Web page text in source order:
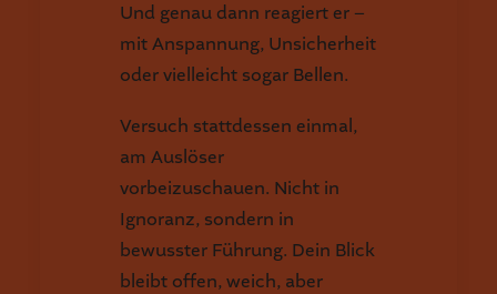
Und genau dann reagiert er –
mit Anspannung, Unsicherheit
oder vielleicht sogar Bellen.
Versuch stattdessen einmal,
am Auslöser
vorbeizuschauen. Nicht in
Ignoranz, sondern in
bewusster Führung. Dein Blick
bleibt offen, weich, aber